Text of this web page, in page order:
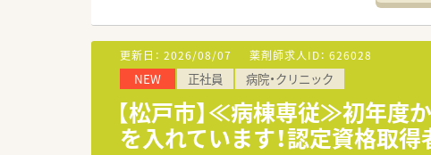
・35名ほどの薬剤師が活躍されてお
毎年新卒も採用され、薬剤部の平均
・すべての病棟に専任の薬剤師がおり
クリーンベンチ、安全キャビネット
・ICT・NST・糖尿病チームなどの専
・薬薬連携にも力を入れており、地
更新日： 2026/08/07 薬剤師求人ID： 626028
NEW 正社員 病院・クリニック
【松戸市】≪病棟専従≫初年度
を入れています！認定資格取